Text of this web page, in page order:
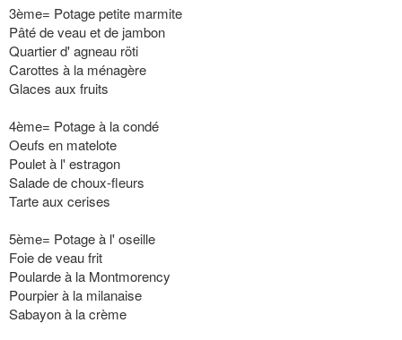
3ème= Potage petite marmite
Pâté de veau et de jambon
Quartier d' agneau röti
Carottes à la ménagère
Glaces aux fruits
4ème= Potage à la condé
Oeufs en matelote
Poulet à l' estragon
Salade de choux-fleurs
Tarte aux cerises
5ème= Potage à l' oseille
Foie de veau frit
Poularde à la Montmorency
Pourpier à la milanaise
Sabayon à la crème